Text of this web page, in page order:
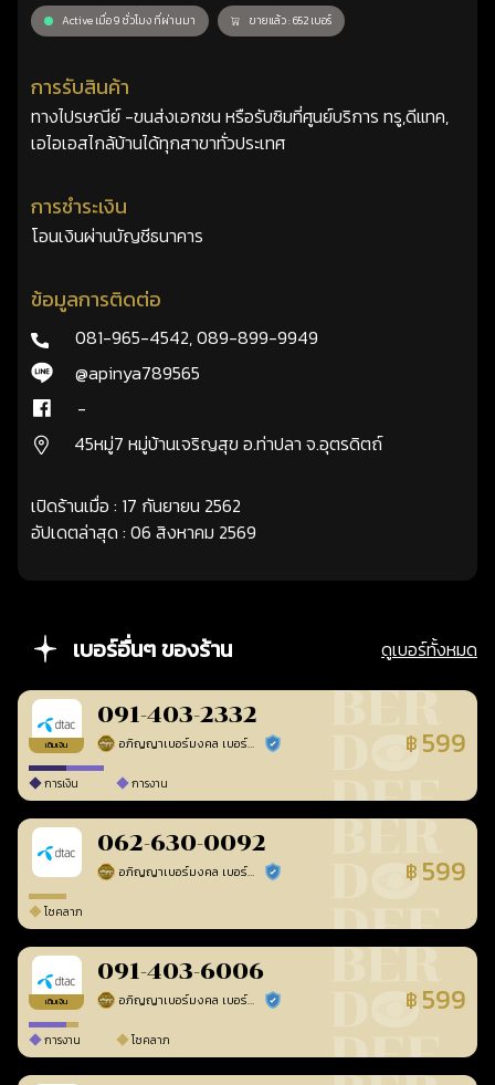
Active เมื่อ 9 ชั่วโมง ที่ผ่านมา ขายแล้ว : 652 เบอร์
การรับสินค้า
ทางไปรษณีย์ -ขนส่งเอกชน หรือรับซิมที่ศูนย์บริการ ทรู,ดีแทค,
เอไอเอสไกล้บ้านได้ทุกสาขาทั่วประเทศ
การชำระเงิน
โอนเงินผ่านบัญชีธนาคาร
ข้อมูลการติดต่อ
081-965-4542,089-899-9949
@apinya789565
-
45หมู่7 หมู่บ้านเจริญสุข อ.ท่าปลา จ.อุตรดิตถ์
เปิดร้านเมื่อ : 17 กันยายน 2562
อัปเดตล่าสุด : 06 สิงหาคม 2569
เบอร์อื่นๆ ของร้าน ดูเบอร์ทั้งหมด
เติมเงิน
091-403-2332
อภิญญาเบอร์มงคล เบอร์สวยเลขศาสตร์ ร้านยืนยันแล้ว ฿ 599
การเงิน การงาน
062-630-0092
อภิญญาเบอร์มงคล เบอร์สวยเลขศาสตร์ ร้านยืนยันแล้ว ฿ 599
โชคลาภ
เติมเงิน
091-403-6006
อภิญญาเบอร์มงคล เบอร์สวยเลขศาสตร์ ร้านยืนยันแล้ว ฿ 599
การงาน โชคลาภ